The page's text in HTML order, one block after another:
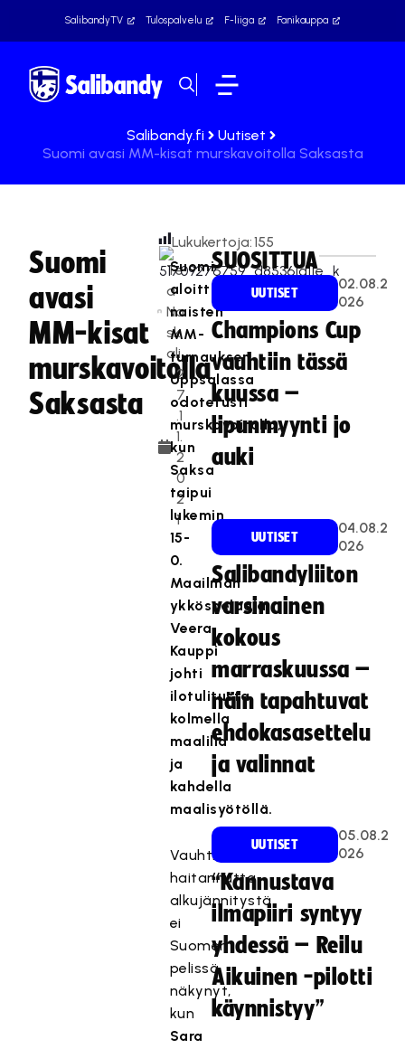
SalibandyTV Tulospalvelu F-liiga Fanikauppa
Salibandy.fi
Uutiset
Suomi avasi MM-kisat murskavoitolla Saksasta
Suomi
avasi
MM-kisat
murskavoitolla
Saksasta
Te
a
Na
sk
ali
2
7
.1
1.
2
0
2
1
Lukukertoja:155
Suomi
aloitti
naisten
MM-
turnauksen
Uppsalassa
odotetusti
murskavoitolla,
kun
Saksa
taipui
lukemin
15-
0.
Maailman
ykköspelaaja
Veera
Kauppi
johti
ilotulitusta
kolmella
maalilla
ja
kahdella
maalisyötöllä.
Vauhtia
haitannutta
alkujännitystä
ei
Suomen
pelissä
näkynyt,
kun
Sara
SUOSITTUA
UUTISET
02.08.2
026
Champions Cup
vauhtiin tässä
kuussa –
lipunmyynti jo
auki
UUTISET
04.08.2
026
Salibandyliiton
varsinainen
kokous
marraskuussa –
näin tapahtuvat
ehdokasasettelu
ja valinnat
UUTISET
05.08.2
026
“Kannustava
ilmapiiri syntyy
yhdessä – Reilu
Aikuinen -pilotti
käynnistyy”